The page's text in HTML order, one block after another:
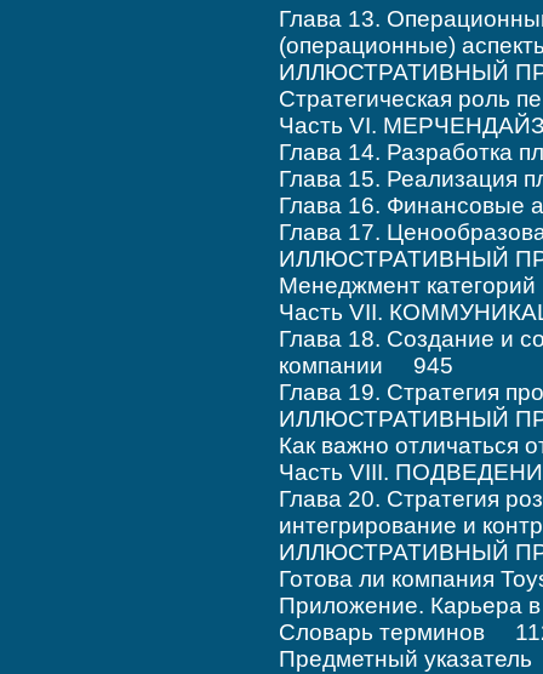
Глава 13.
(операционные)
ИЛЛЮСТРАТИВНЫЙ
Стратегическая роль
Часть VI.
Глава 14. Разработка
Глава 15. Реализация
Глава 16. Финансовые
Глава 17.
ИЛЛЮСТРАТИВНЫЙ
Менеджмент
Часть VII.
Глава 18. Создание и
компании 945
Глава 19. Стратегия
ИЛЛЮСТРАТИВНЫЙ
Как важно отличаться
Часть VIII.
Глава 20. Стратегия
интегрирование и
ИЛЛЮСТРАТИВНЫЙ
Готова ли компания
Приложение. Карьера
Словарь терминов
Предметный